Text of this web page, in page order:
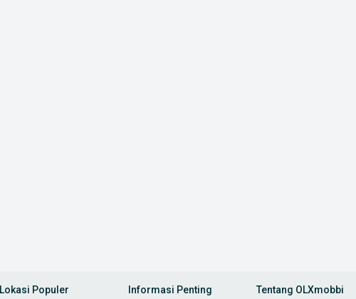
Lokasi Populer Informasi Penting Tentang OLXmobbi